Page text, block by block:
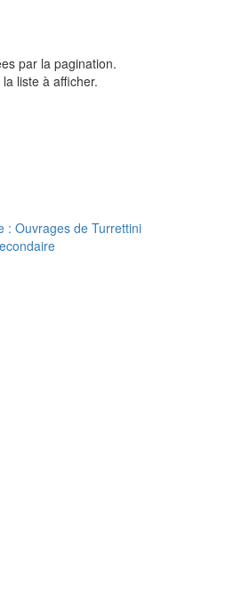
par la pagination.
liste à afficher.
: Ouvrages de Turrettini